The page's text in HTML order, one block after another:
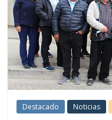
Destacado Noticias